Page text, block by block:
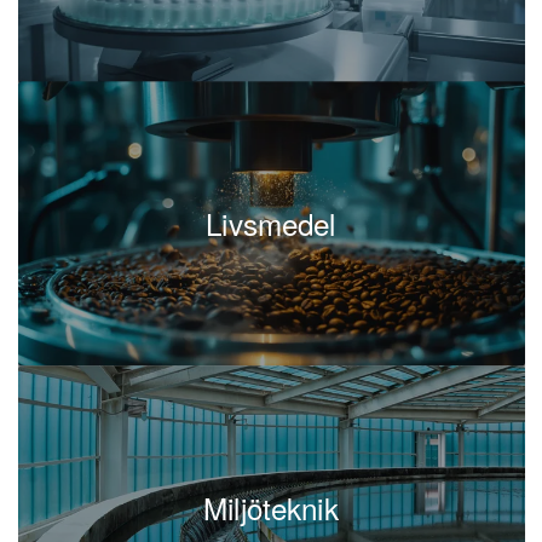
programledaren säkerställa att programmets
resultat inte bara uppfyller förväntningarna utan
också bidrar till företagets långsiktiga tillväxt.
Genom åren har skickliga programledare visat hur
de kan bidra till att företag växer och utvecklas
genom att leda större transformationer eller
expansioner. I ständigt föränderliga miljöer där
företag måste anpassa sig snabbt är det viktigt att
ha enkompetent programledaresom kan
hantera både strategiska beslut och dagliga
operationella utmaningar.
Att
rekrytera en programledaregenom en
kompetensbaserad rekryteringinnebär att
säkerställa att kandidaten har rätt kompetens,
erfarenhet och ledarskapsförmåga för att driva
Livsmedel
Miljöteknik